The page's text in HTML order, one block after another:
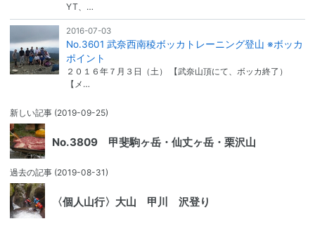
YT、…
2016-07-03
No.3601 武奈西南稜ボッカトレーニング登山 ※ボッカ
ポイント
２０１６年７月３日（土） 【武奈山頂にて、ボッカ終了）
【メ…
新しい記事 (2019-09-25)
No.3809 甲斐駒ヶ岳・仙丈ヶ岳・栗沢山
過去の記事 (2019-08-31)
〈個人山行〉大山 甲川 沢登り